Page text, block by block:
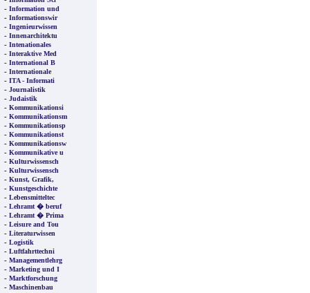
- Information und
- Informationswir
- Ingenieurwissen
- Innenarchitektu
- Intenationales
- Interaktive Med
- International B
- Internationale
- ITA - Informati
- Journalistik
- Judaistik
- Kommunikationsi
- Kommunikationsm
- Kommunikationsp
- Kommunikationst
- Kommunikationsw
- Kommunikative u
- Kulturwissensch
- Kulturwissensch
- Kunst, Grafik,
- Kunstgeschichte
- Lebensmitteltec
- Lehramt � beruf
- Lehramt � Prima
- Leisure and Tou
- Literaturwissen
- Logistik
- Luftfahrttechni
- Managementlehrg
- Marketing und I
- Marktforschung
- Maschinenbau